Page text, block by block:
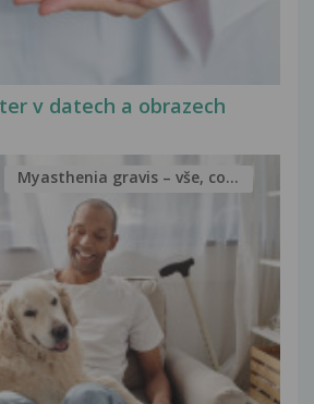
v datech a obrazech
Myasthenia gravis – vše, co...